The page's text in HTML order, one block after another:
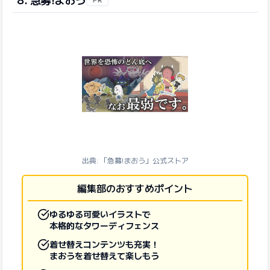
出典: 「急募!まおう」公式ストア
編集部のおすすめポイント
ゆるゆる可愛いイラストで
本格的なタワーディフェンス
着せ替えコンテンツも充実！
まおうを着せ替えて楽しもう